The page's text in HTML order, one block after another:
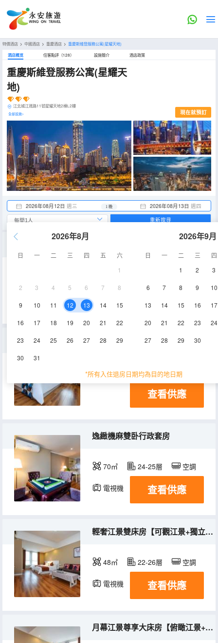
特價酒店 > 中國酒店 > 重慶酒店 > 重慶斯維登服務公寓(星耀天地)
酒店概览 住客點評（128） 設施簡介 酒店政策
重慶斯維登服務公寓(星耀天
地)
江北城江溉路11號星耀天地2棟L2樓
全部設施> 現在就預訂
2026年08月12日 週三 2026年08月13日 週四
1 晚
2026年8月
日 一 二 三 四 五
六
1
2 3 4 5 6 7 8
9 10 11 12 13 14 15
16 17 18 19 20 21 22
23 24 25 26 27 28 29
30 31
2026年9月
日 一 二 三
四
1
2 3
6 7 8 9 10
13 14 15 16 17
20 21 22 23 24
27 28 29 30
*所有入住退房日期均為目的地日期
重新搜尋
空調
特惠大床房
48㎡ 17-27層
查看供應
逸緻機麻雙卧行政套房
70㎡ 24-25層 空調
電視機 冰箱
查看供應
輕奢江景雙床房【可觀江景+獨立冰箱+休閒沙發】
48㎡ 22-26層 空調
電視機 冰箱
查看供應
月幕江景尊享大床房【俯瞰江景+超大床+獨立冰箱】